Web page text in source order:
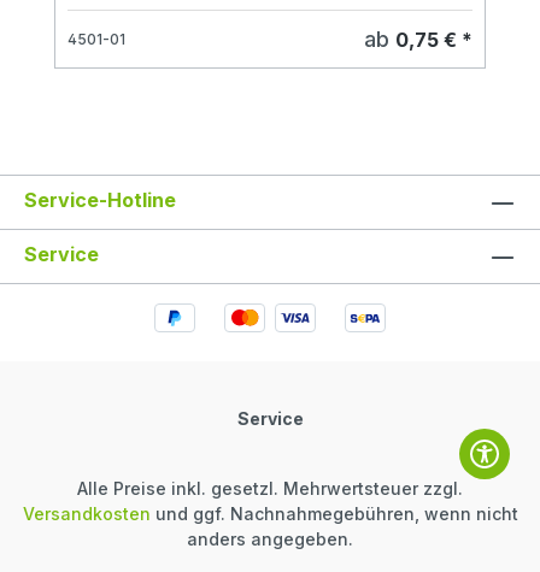
4501-01 ab 0,75 € *
Service-Hotline
Service
Service
Alle Preise inkl. gesetzl. Mehrwertsteuer zzgl.
Versandkosten und ggf. Nachnahmegebühren, wenn nicht
anders angegeben.